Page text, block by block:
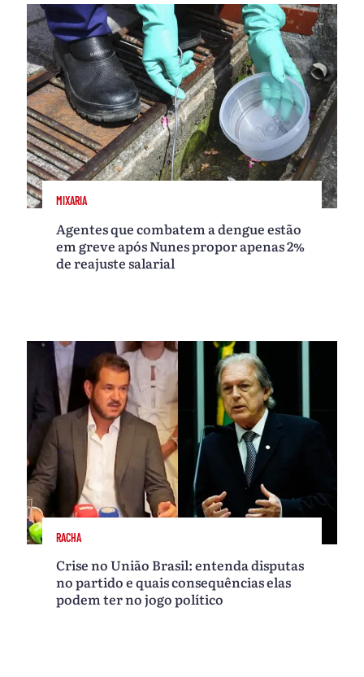
MIXARIA
Agentes que combatem a dengue estão
em greve após Nunes propor apenas 2%
de reajuste salarial
RACHA
Crise no União Brasil: entenda disputas
no partido e quais consequências elas
podem ter no jogo político